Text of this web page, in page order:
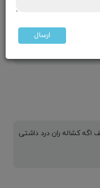
الان بیشترم شده دکترم
اگه کشاله ران درد داشتی
ارسال